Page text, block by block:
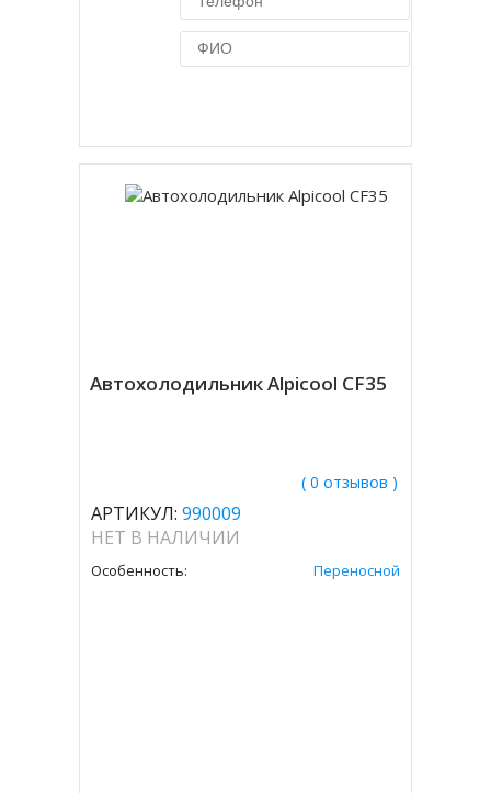
Автохолодильник Alpicool CF35
( 0 отзывов )
АРТИКУЛ: 990009
НЕТ В НАЛИЧИИ
Особенность: Переносной